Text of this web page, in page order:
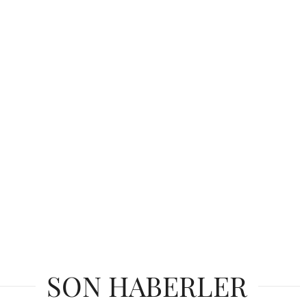
SON HABERLER